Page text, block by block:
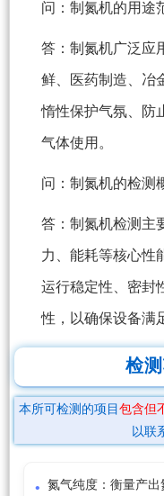
问：制氮机的用途
答：制氮机广泛应
鲜、医药制造、冶
惰性保护气氛、防
气体使用。
问：制氮机的检测
答：制氮机检测主
力、能耗等核心性
运行稳定性、密封
性，以确保设备满
检
本所可检测的项目 包含但
以联
氮气纯度：衡量产